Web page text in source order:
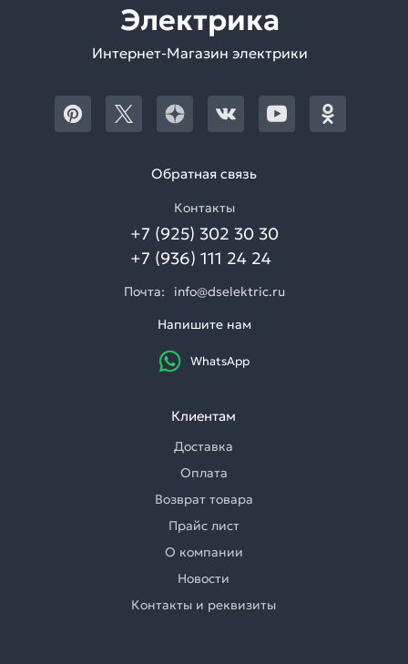
Электрика
Интернет-Магазин электрики
Обратная связь
Контакты
+7 (925) 302 30 30
+7 (936) 111 24 24
Почта:
info@dselektric.ru
Напишите нам
WhatsApp
Клиентам
Доставка
Оплата
Возврат товара
Прайс лист
О компании
Новости
Контакты и реквизиты